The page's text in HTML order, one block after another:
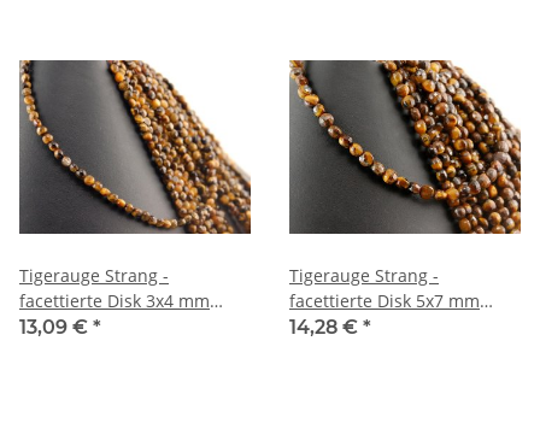
Tigerauge Strang -
facettierte Disk 3x4 mm
goldbraun, Länge 37 cm
13,09 € *
Tigerauge Strang -
facettierte Disk 5x7 mm
goldbraun, Länge 37,5 cm
14,28 € *